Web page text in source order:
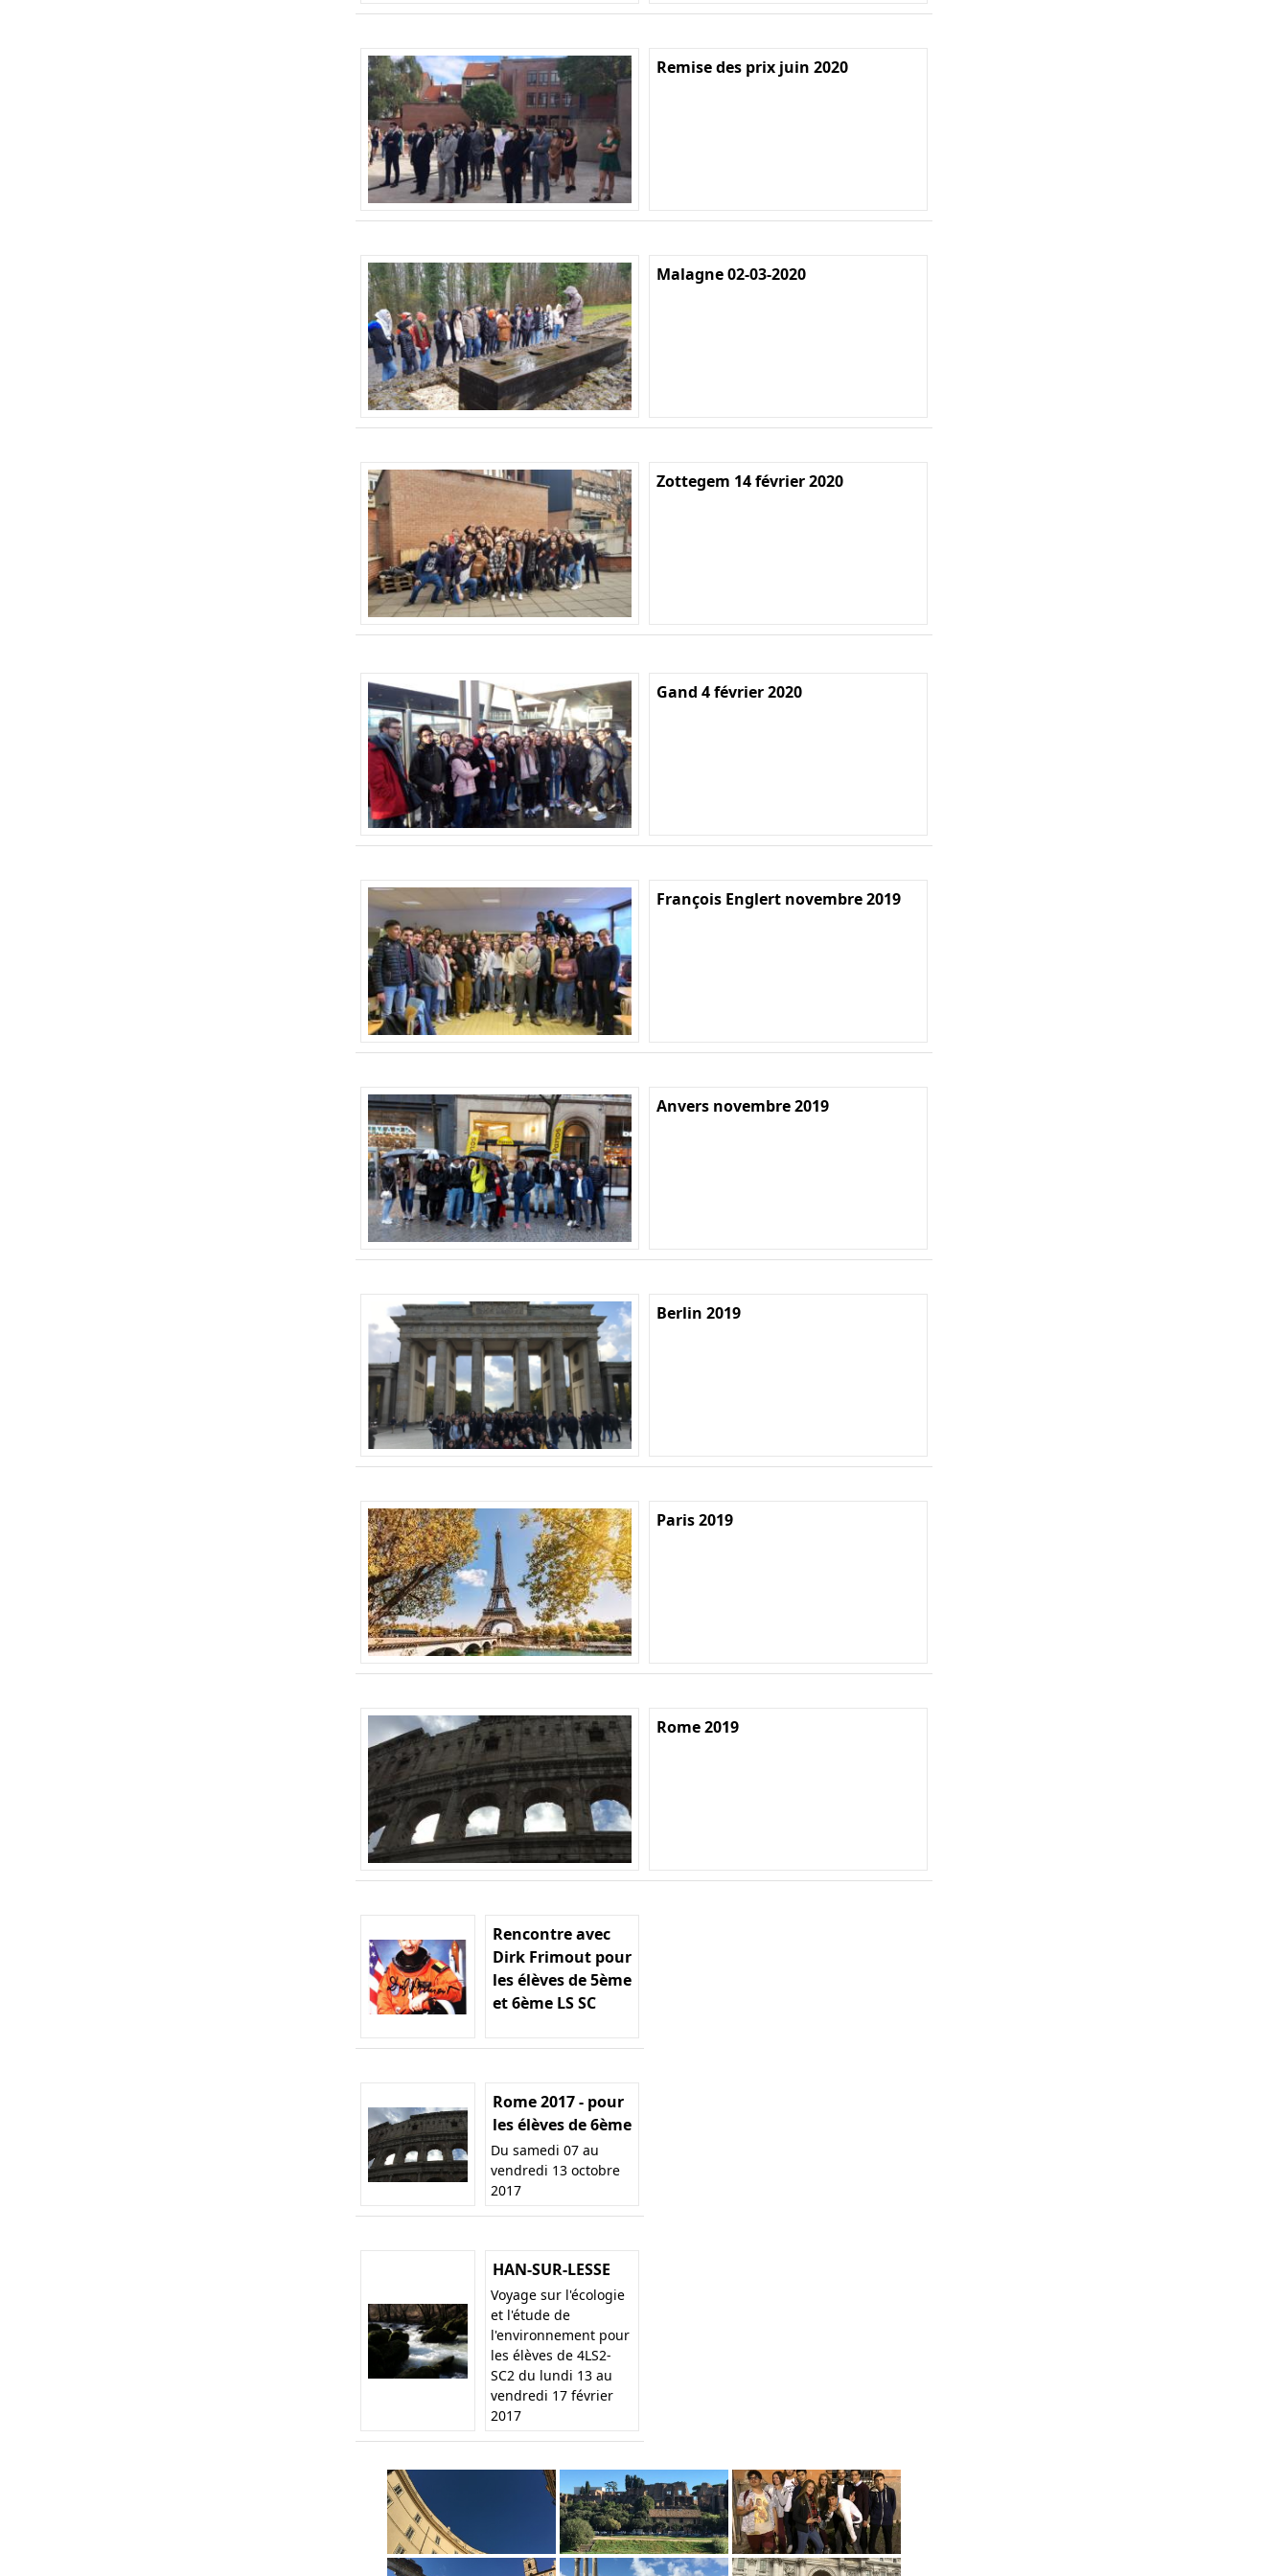
Remise des prix juin 2020
Malagne 02-03-2020
Zottegem 14 février 2020
Gand 4 février 2020
François Englert novembre 2019
Anvers novembre 2019
Berlin 2019
Paris 2019
Rome 2019
Rencontre avec
Dirk Frimout pour
les élèves de 5ème
et 6ème LS SC
Rome 2017 - pour
les élèves de 6ème
Du samedi 07 au
vendredi 13 octobre
2017
HAN-SUR-LESSE
Voyage sur l'écologie
et l'étude de
l'environnement pour
les élèves de 4LS2-
SC2 du lundi 13 au
vendredi 17 février
2017